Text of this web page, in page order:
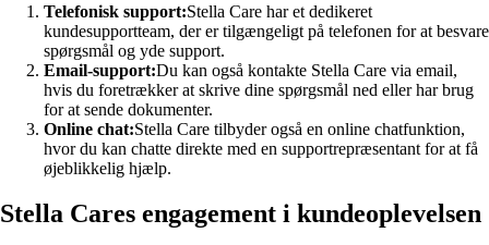
Telefonisk support:Stella Care har et dedikeret
kundesupportteam, der er tilgængeligt på telefonen for at besvare
spørgsmål og yde support.
Email-support:Du kan også kontakte Stella Care via email,
hvis du foretrækker at skrive dine spørgsmål ned eller har brug
for at sende dokumenter.
Online chat:Stella Care tilbyder også en online chatfunktion,
hvor du kan chatte direkte med en supportrepræsentant for at få
øjeblikkelig hjælp.
Stella Cares engagement i kundeoplevelsen